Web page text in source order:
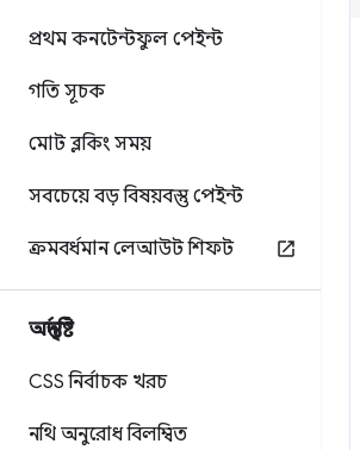
প্রথম কনটেন্টফুল পেইন্ট
গতি সূচক
মোট ব্লকিং সময়
সবচেয়ে বড় বিষয়বস্তু পেইন্ট
ক্রমবর্ধমান লেআউট শিফট
অন্তর্দৃষ্টি
CSS নির্বাচক খরচ
নথি অনুরোধ বিলম্বিত